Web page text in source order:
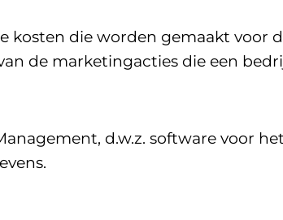
kosten die worden gemaakt voor
de marketingacties die een
d.w.z. software voor